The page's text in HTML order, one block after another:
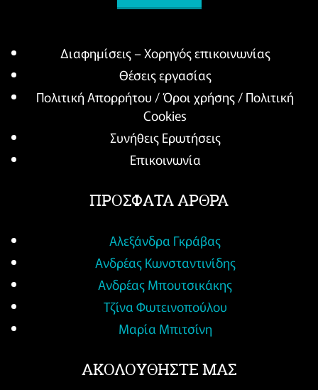
Διαφημίσεις – Χορηγός επικοινωνίας
Θέσεις εργασίας
Πολιτική Απορρήτου / Όροι χρήσης / Πολιτική
Cookies
Συνήθεις Ερωτήσεις
Επικοινωνία
ΠΡΟΣΦΑΤΑ ΑΡΘΡΑ
Αλεξάνδρα Γκράβας
Ανδρέας Κωνσταντινίδης
Ανδρέας Μπουτσικάκης
Τζίνα Φωτεινοπούλου
Μαρία Μπιτσίνη
ΑΚΟΛΟΥΘΗΣΤΕ ΜΑΣ